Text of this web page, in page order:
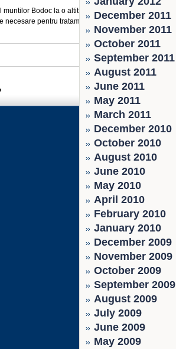
Bodoc la o altitudine de 840
necesare pentru tratamente de tipDecember 2011
November 2011
October 2011
September 2011
August 2011
June 2011
May 2011
March 2011
December 2010
October 2010
August 2010
June 2010
May 2010
April 2010
February 2010
January 2010
December 2009
November 2009
October 2009
September 2009
August 2009
July 2009
June 2009
May 2009